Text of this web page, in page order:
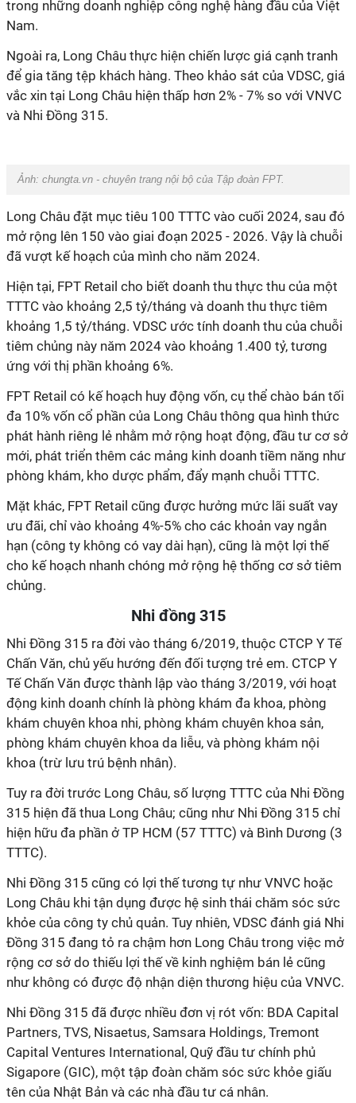
trong những doanh nghiệp công nghệ hàng đầu của Việt
Nam.
Ngoài ra, Long Châu thực hiện chiến lược giá cạnh tranh
để gia tăng tệp khách hàng. Theo khảo sát của VDSC, giá
vắc xin tại Long Châu hiện thấp hơn 2% - 7% so với VNVC
và Nhi Đồng 315.
Ảnh: chungta.vn - chuyên trang nội bộ của Tập đoàn FPT.
Long Châu đặt mục tiêu 100 TTTC vào cuối 2024, sau đó
mở rộng lên 150 vào giai đoạn 2025 - 2026. Vậy là chuỗi
đã vượt kế hoạch của mình cho năm 2024.
Hiện tại, FPT Retail cho biết doanh thu thực thu của một
TTTC vào khoảng 2,5 tỷ/tháng và doanh thu thực tiêm
khoảng 1,5 tỷ/tháng. VDSC ước tính doanh thu của chuỗi
tiêm chủng này năm 2024 vào khoảng 1.400 tỷ, tương
ứng với thị phần khoảng 6%.
FPT Retail có kế hoạch huy động vốn, cụ thể chào bán tối
đa 10% vốn cổ phần của Long Châu thông qua hình thức
phát hành riêng lẻ nhằm mở rộng hoạt động, đầu tư cơ sở
mới, phát triển thêm các mảng kinh doanh tiềm năng như
phòng khám, kho dược phẩm, đẩy mạnh chuỗi TTTC.
Mặt khác, FPT Retail cũng được hưởng mức lãi suất vay
ưu đãi, chỉ vào khoảng 4%-5% cho các khoản vay ngắn
hạn (công ty không có vay dài hạn), cũng là một lợi thế
cho kế hoạch nhanh chóng mở rộng hệ thống cơ sở tiêm
chủng.
Nhi đồng 315
Nhi Đồng 315 ra đời vào tháng 6/2019, thuộc CTCP Y Tế
Chấn Văn, chủ yếu hướng đến đối tượng trẻ em. CTCP Y
Tế Chấn Văn được thành lập vào tháng 3/2019, với hoạt
động kinh doanh chính là phòng khám đa khoa, phòng
khám chuyên khoa nhi, phòng khám chuyên khoa sản,
phòng khám chuyên khoa da liễu, và phòng khám nội
khoa (trừ lưu trú bệnh nhân).
Tuy ra đời trước Long Châu, số lượng TTTC của Nhi Đồng
315 hiện đã thua Long Châu; cũng như Nhi Đồng 315 chỉ
hiện hữu đa phần ở TP HCM (57 TTTC) và Bình Dương (3
TTTC).
Nhi Đồng 315 cũng có lợi thế tương tự như VNVC hoặc
Long Châu khi tận dụng được hệ sinh thái chăm sóc sức
khỏe của công ty chủ quản. Tuy nhiên, VDSC đánh giá Nhi
Đồng 315 đang tỏ ra chậm hơn Long Châu trong việc mở
rộng cơ sở do thiếu lợi thế về kinh nghiệm bán lẻ cũng
như không có được độ nhận diện thương hiệu của VNVC.
Nhi Đồng 315 đã được nhiều đơn vị rót vốn: BDA Capital
Partners, TVS, Nisaetus, Samsara Holdings, Tremont
Capital Ventures International, Quỹ đầu tư chính phủ
Sigapore (GIC), một tập đoàn chăm sóc sức khỏe giấu
tên của Nhật Bản và các nhà đầu tư cá nhân.